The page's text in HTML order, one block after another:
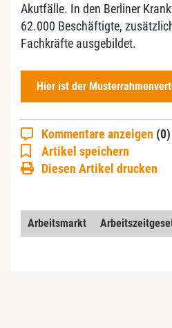
Akutfälle. In den Berliner
62.000 Beschäftigte,
Fachkräfte ausgebildet.
Hier ist der
Kommentare anzeigen (0)
Artikel speichern
Diesen Artikel drucken
Arbeitsmarkt